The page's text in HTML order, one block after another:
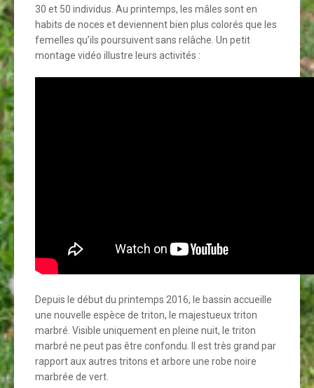
30 et 50 individus. Au printemps, les mâles sont en
habits de noces et deviennent bien plus colorés que les
femelles qu’ils poursuivent sans relâche. Un petit
montage vidéo illustre leurs activités :
Depuis le début du printemps 2016, le bassin accueille
une nouvelle espèce de triton, le majestueux triton
marbré. Visible uniquement en pleine nuit, le triton
marbré ne peut pas être confondu. Il est très grand par
rapport aux autres tritons et arbore une robe noire
marbrée de vert.